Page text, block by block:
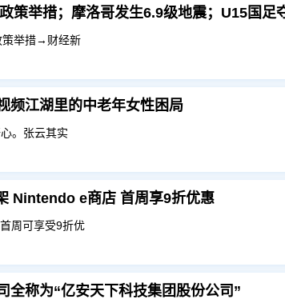
策举措→财经新
频江湖里的中老年女性困局
。张云其实
Nintendo e商店 首周享9折优惠
周可享受9折优
全称为“亿安天下科技集团股份公司”